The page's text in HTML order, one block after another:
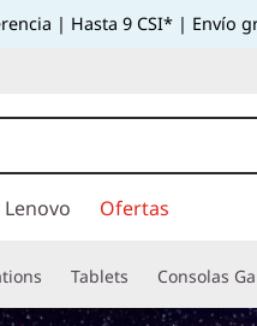
| Hasta 9 CSI* | Envío
Ofertas
Tablets Consolas